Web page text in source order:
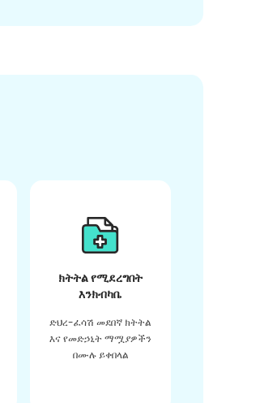
ክትትል የሚደረግበት
እንክብካቤ
ድህረ-ፈሳሽ መደበኛ ክትትል
እና የመድኃኒት ማሟያዎችን
በሙሉ ይቀበላል